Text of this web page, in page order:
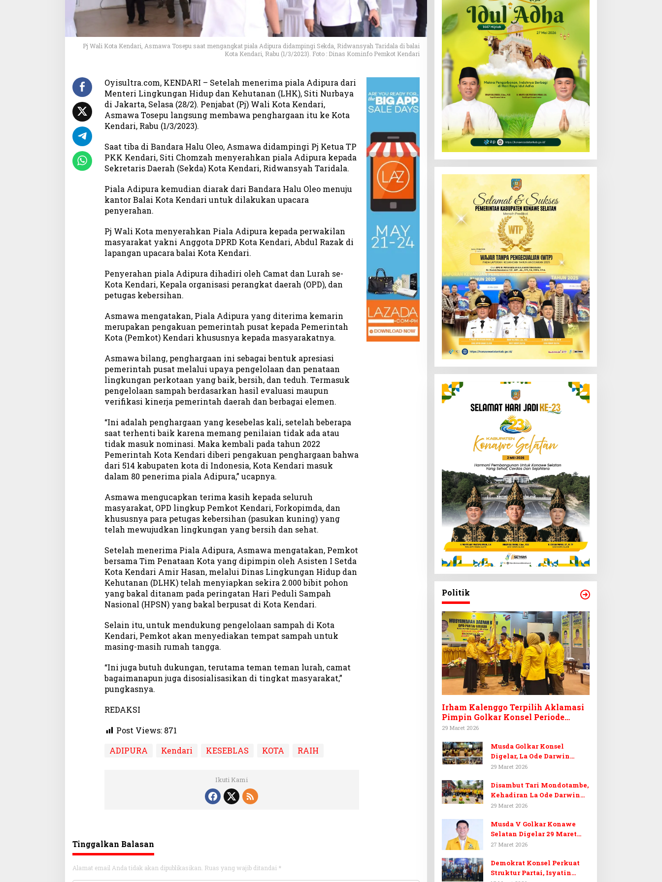
u
r
K
e
b
l
a
s
Pj Wali Kota Kendari, Asmawa Tosepu saat mengangkat piala Adipura didampingi Sekda, Ridwansyah Taridala di balai
Kota Kendari, Rabu (1/3/2023). Foto : Dinas Kominfo Pemkot Kendari
Oyisultra.com, KENDARI – Setelah menerima piala Adipura dari
Menteri Lingkungan Hidup dan Kehutanan (LHK), Siti Nurbaya
di Jakarta, Selasa (28/2). Penjabat (Pj) Wali Kota Kendari,
Asmawa Tosepu langsung membawa penghargaan itu ke Kota
Kendari, Rabu (1/3/2023).
Saat tiba di Bandara Halu Oleo, Asmawa didampingi Pj Ketua TP
PKK Kendari, Siti Chomzah menyerahkan piala Adipura kepada
Sekretaris Daerah (Sekda) Kota Kendari, Ridwansyah Taridala.
Piala Adipura kemudian diarak dari Bandara Halu Oleo menuju
kantor Balai Kota Kendari untuk dilakukan upacara
penyerahan.
Pj Wali Kota menyerahkan Piala Adipura kepada perwakilan
masyarakat yakni Anggota DPRD Kota Kendari, Abdul Razak di
lapangan upacara balai Kota Kendari.
Penyerahan piala Adipura dihadiri oleh Camat dan Lurah se-
Kota Kendari, Kepala organisasi perangkat daerah (OPD), dan
petugas kebersihan.
Asmawa mengatakan, Piala Adipura yang diterima kemarin
merupakan pengakuan pemerintah pusat kepada Pemerintah
Kota (Pemkot) Kendari khususnya kepada masyarakatnya.
Asmawa bilang, penghargaan ini sebagai bentuk apresiasi
pemerintah pusat melalui upaya pengelolaan dan penataan
lingkungan perkotaan yang baik, bersih, dan teduh. Termasuk
pengelolaan sampah berdasarkan hasil evaluasi maupun
verifikasi kinerja pemerintah daerah dan berbagai elemen.
“Ini adalah penghargaan yang kesebelas kali, setelah beberapa
saat terhenti baik karena memang penilaian tidak ada atau
tidak masuk nominasi. Maka kembali pada tahun 2022
Pemerintah Kota Kendari diberi pengakuan penghargaan bahwa
dari 514 kabupaten kota di Indonesia, Kota Kendari masuk
dalam 80 penerima piala Adipura,” ucapnya.
Asmawa mengucapkan terima kasih kepada seluruh
masyarakat, OPD lingkup Pemkot Kendari, Forkopimda, dan
khususnya para petugas kebersihan (pasukan kuning) yang
telah mewujudkan lingkungan yang bersih dan sehat.
Setelah menerima Piala Adipura, Asmawa mengatakan, Pemkot
bersama Tim Penataan Kota yang dipimpin oleh Asisten I Setda
Kota Kendari Amir Hasan, melalui Dinas Lingkungan Hidup dan
Kehutanan (DLHK) telah menyiapkan sekira 2.000 bibit pohon
yang bakal ditanam pada peringatan Hari Peduli Sampah
Nasional (HPSN) yang bakal berpusat di Kota Kendari.
Selain itu, untuk mendukung pengelolaan sampah di Kota
Kendari, Pemkot akan menyediakan tempat sampah untuk
masing-masih rumah tangga.
“Ini juga butuh dukungan, terutama teman teman lurah, camat
bagaimanapun juga disosialisasikan di tingkat masyarakat,”
pungkasnya.
REDAKSI
Post Views: 871
ADIPURA
Kendari KESEBLAS KOTA RAIH
Ikuti Kami
Tinggalkan Balasan
Alamat email Anda tidak akan dipublikasikan. Ruas yang wajib ditandai *
Politik
Irham Kalenggo Terpilih Aklamasi
Pimpin Golkar Konsel Periode
Ketiga
29 Maret 2026
Musda Golkar Konsel
Digelar, La Ode Darwin
Tekankan Soliditas Kader
Konawe Selatan
29 Maret 2026
Disambut Tari Mondotambe,
Kehadiran La Ode Darwin
Hangatkan Musda V Golkar
29 Maret 2026
Musda V Golkar Konawe
Selatan Digelar 29 Maret
2026, Dukungan Menguat
27 Maret 2026
Demokrat Konsel Perkuat
Struktur Partai, Isyatin